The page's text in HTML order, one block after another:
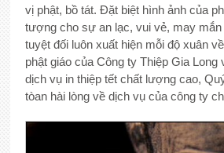
vị phật, bồ tát. Đặt biệt hình ảnh của
tượng cho sự an lạc, vui vẻ, may
tuyệt đối luôn xuất hiện mỗi độ xuân
phật giáo của Công ty Thiệp Gia Long
dịch vụ in thiệp tết chất lượng cao,
tòan hài lòng về dịch vụ của công ty